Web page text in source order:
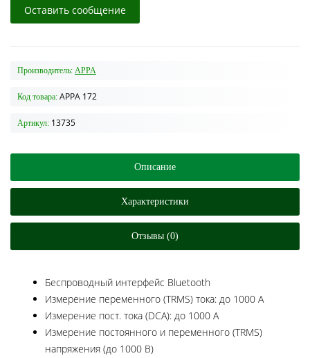
Оставить сообщение
Производитель: APPA
Код товара: APPA 172
Артикул: 13735
Описание
Характеристики
Отзывы (0)
Беспроводный интерфейс Bluetooth
Измерение переменного (TRMS) тока: до 1000 А
Измерение пост. тока (DCA): до 1000 А
Измерение постоянного и переменного (TRMS)
напряжения (до 1000 В)